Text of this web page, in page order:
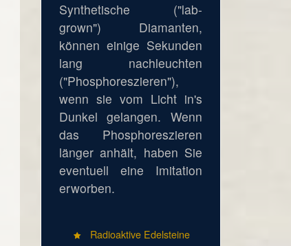
Synthetische ("lab-
grown") Diamanten,
können einige Sekunden
lang nachleuchten
("Phosphoreszieren"),
wenn sie vom Licht in's
Dunkel gelangen. Wenn
das Phosphoreszieren
länger anhält, haben Sie
eventuell eine Imitation
erworben.
Radioaktive Edelsteine